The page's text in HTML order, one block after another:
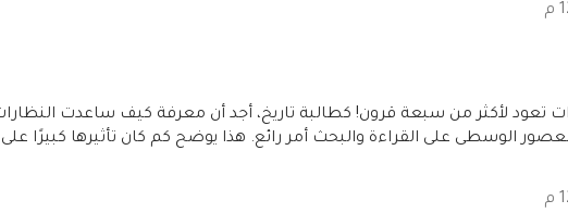
تعود لأكثر من سبعة قرون! كطالبة تاريخ، أجد أن معرفة كيف ساعدت
الوسطى على القراءة والبحث أمر رائع. هذا يوضح كم كان تأثيرها كبيرًا على